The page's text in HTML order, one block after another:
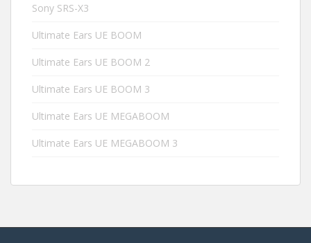
Sony SRS-X3
Ultimate Ears UE BOOM
Ultimate Ears UE BOOM 2
Ultimate Ears UE BOOM 3
Ultimate Ears UE MEGABOOM
Ultimate Ears UE MEGABOOM 3